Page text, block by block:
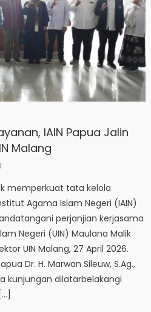
IAIN Papua Jalin
Malang
memperkuat tata kelola
Agama Islam Negeri (IAIN)
perjanjian kerjasama
Negeri (UIN) Maulana Malik
UIN Malang, 27 April 2026.
Dr. H. Marwan Sileuw, S.Ag.,
kunjungan dilatarbelakangi